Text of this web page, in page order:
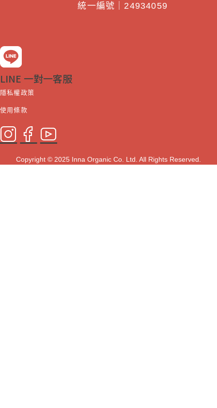
統一編號｜24934059
LINE 一對一客服
隱私權政策
使用條款
Copyright © 2025 Inna Organic Co. Ltd. All Rights Reserved.